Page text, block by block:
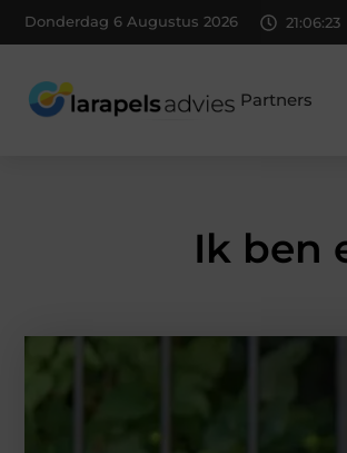
Donderdag 6 Augustus 2026 21:06:25
Partners
Ik ben